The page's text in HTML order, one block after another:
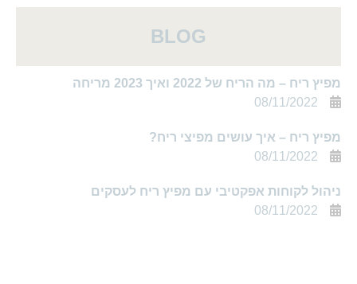
BLOG
מפיץ ריח – מה הריח של 2022 ואיך 2023 מריחה
08/11/2022
מפיץ ריח – איך עושים מפיצי ריח?
08/11/2022
ניהול לקוחות אפקטיבי עם מפיץ ריח לעסקים
08/11/2022